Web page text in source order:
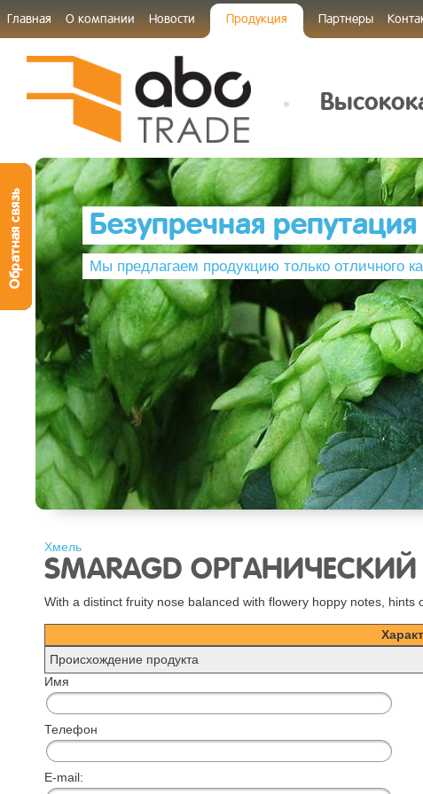
Главная О компании Новости Продукция Партнеры
Безупречная репутация
Мы предлагаем продукцию только отличного
Хмель
SMARAGD ОРГАНИЧЕСКИЙ
With a distinct fruity nose balanced with flowery hoppy notes,
Происхождение продукта
Имя
Телефон
E-mail: